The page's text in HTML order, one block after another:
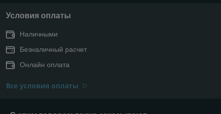
Условия оплаты
Наличными
Безналичный расчет
Онлайн оплата
Все условия оплаты